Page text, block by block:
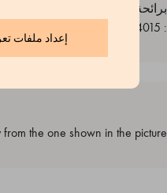
إعداد ملفات
برائحة جافة مميزة تتناغم مع عطر
: 530654015_V
the one shown in the picture.